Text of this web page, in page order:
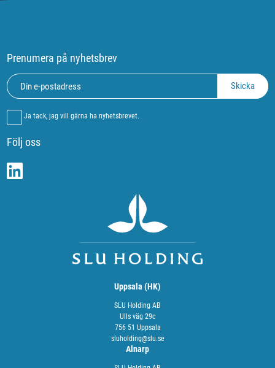
Prenumera på nyhetsbrev
Ja tack, jag vill gärna ha nyhetsbrevet.
Följ oss
Uppsala (HK)
SLU Holding AB
Ulls väg 29c
756 51 Uppsala
sluholding@slu.se
Alnarp